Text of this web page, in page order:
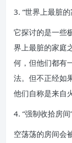
3. “世界上最脏的
它探讨的是一些
界上最脏的家庭
何，但他们都有
法。但不正经如
他们自称是来自
4. “强制收拾房间
空荡荡的房间会